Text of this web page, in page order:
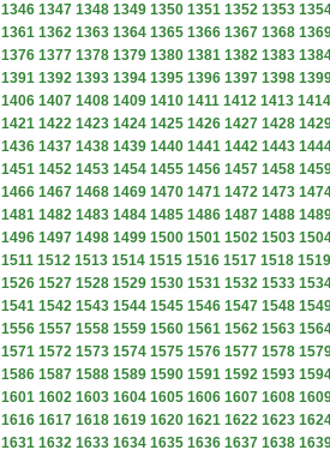
1346 1347 1348 1349 1350 1351 1352 1353
1361 1362 1363 1364 1365 1366 1367 1368
1376 1377 1378 1379 1380 1381 1382 1383
1391 1392 1393 1394 1395 1396 1397 1398
1406 1407 1408 1409 1410 1411 1412 1413 1414
1421 1422 1423 1424 1425 1426 1427 1428
1436 1437 1438 1439 1440 1441 1442 1443
1451 1452 1453 1454 1455 1456 1457 1458
1466 1467 1468 1469 1470 1471 1472 1473
1481 1482 1483 1484 1485 1486 1487 1488
1496 1497 1498 1499 1500 1501 1502 1503
1511 1512 1513 1514 1515 1516 1517 1518 1519
1526 1527 1528 1529 1530 1531 1532 1533
1541 1542 1543 1544 1545 1546 1547 1548
1556 1557 1558 1559 1560 1561 1562 1563
1571 1572 1573 1574 1575 1576 1577 1578
1586 1587 1588 1589 1590 1591 1592 1593
1601 1602 1603 1604 1605 1606 1607 1608
1616 1617 1618 1619 1620 1621 1622 1623
1631 1632 1633 1634 1635 1636 1637 1638